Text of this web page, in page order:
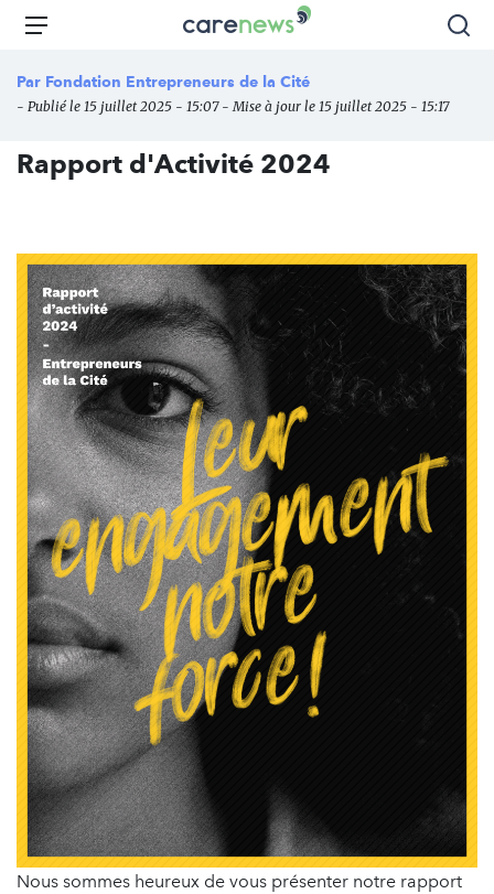
Aller
principal
Carenews,
des
de
l'engagement
Menu
Par Fondation Entrepreneurs de la Cité
- Publié le 15 juillet 2025 - 15:07 - Mise à jour le 15 juillet 2025 - 15:17
Rapport d'Activité 2024
Nous sommes heureux de vous présenter notre rapport